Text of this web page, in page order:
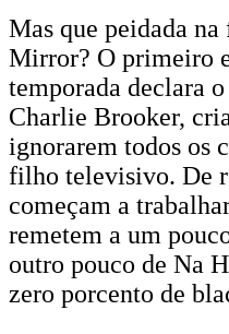
Mas que peidada
Mirror? O primeiro
temporada declara
Charlie Brooker,
ignorarem todos os
filho televisivo. De
começam a
remetem a um
outro pouco de Na
zero porcento de